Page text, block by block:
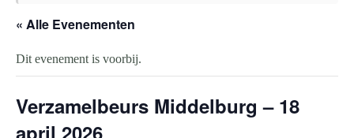
« Alle Evenementen
Dit evenement is voorbij.
Verzamelbeurs Middelburg – 18
april 2026